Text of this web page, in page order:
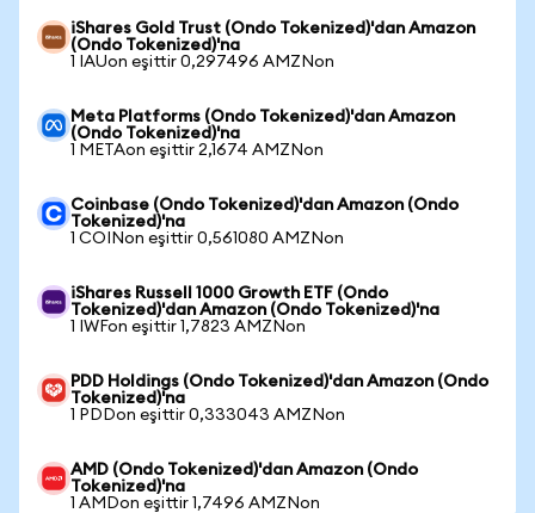
iShares Gold Trust (Ondo Tokenized)'dan Amazon
(Ondo Tokenized)'na
1 IAUon eşittir 0,297496 AMZNon
Meta Platforms (Ondo Tokenized)'dan Amazon
(Ondo Tokenized)'na
1 METAon eşittir 2,1674 AMZNon
Coinbase (Ondo Tokenized)'dan Amazon (Ondo
Tokenized)'na
1 COINon eşittir 0,561080 AMZNon
iShares Russell 1000 Growth ETF (Ondo
Tokenized)'dan Amazon (Ondo Tokenized)'na
1 IWFon eşittir 1,7823 AMZNon
PDD Holdings (Ondo Tokenized)'dan Amazon (Ondo
Tokenized)'na
1 PDDon eşittir 0,333043 AMZNon
AMD (Ondo Tokenized)'dan Amazon (Ondo
Tokenized)'na
1 AMDon eşittir 1,7496 AMZNon